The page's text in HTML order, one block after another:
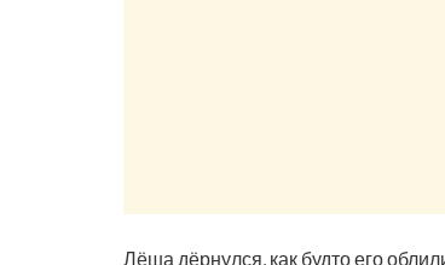
Лёша дёрнулся, как будто его